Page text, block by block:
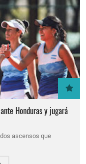
Honduras y jugará
ascensos que